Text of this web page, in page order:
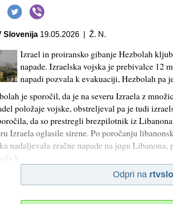
Slovenija 19.05.2026 | Ž. N.
Izrael in proiransko gibanje Hezbolah
napade. Izraelska vojska je prebivalce 12
napadi pozvala k evakuaciji, Hezbolah pa
je sporočil, da je na severu Izraela z
položaje vojske, obstreljeval pa je tudi
da so prestregli brezpilotnik iz
Izraela oglasile sirene. Po poročanju
nadaljevala zračne napade na jugu
k
Odpri na